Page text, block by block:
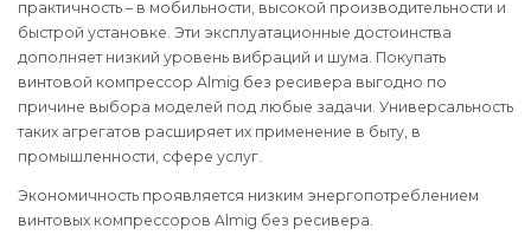
практичность – в мобильности, высокой производительности и
быстрой установке. Эти эксплуатационные достоинства
дополняет низкий уровень вибраций и шума. Покупать
винтовой компрессор Almig без ресивера выгодно по
причине выбора моделей под любые задачи. Универсальность
таких агрегатов расширяет их применение в быту, в
промышленности, сфере услуг.
Экономичность проявляется низким энергопотреблением
винтовых компрессоров Almig без ресивера.